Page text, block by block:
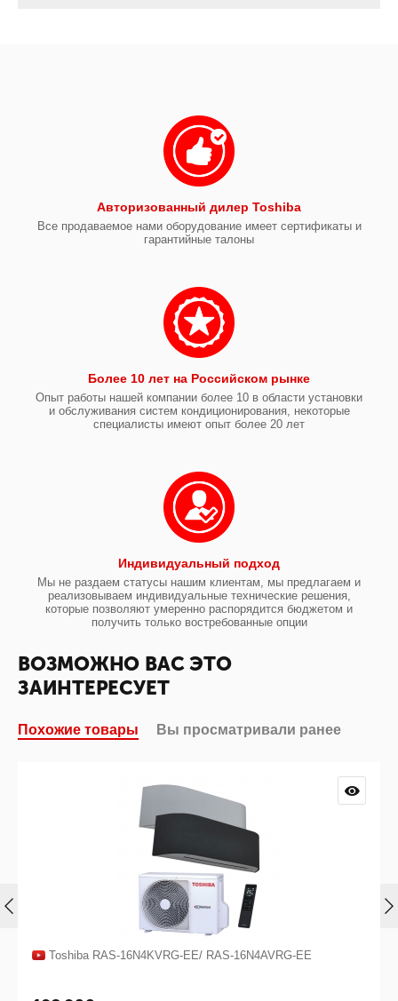
Авторизованный дилер Toshiba
Все продаваемое нами оборудование имеет сертификаты и
гарантийные талоны
Более 10 лет на Российском рынке
Опыт работы нашей компании более 10 в области установки
и обслуживания систем кондиционирования, некоторые
специалисты имеют опыт более 20 лет
Индивидуальный подход
Мы не раздаем статусы нашим клиентам, мы предлагаем и
реализовываем индивидуальные технические решения,
которые позволяют умеренно распорядится бюджетом и
получить только востребованные опции
ВОЗМОЖНО ВАС ЭТО
ЗАИНТЕРЕСУЕТ
Похожие товары Вы просматривали ранее
Toshiba RAS-16N4KVRG-EE/ RAS-16N4AVRG-EE